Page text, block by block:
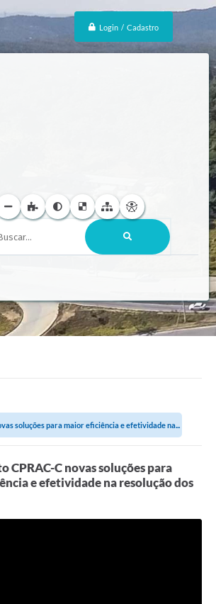
Login / Cadastro
soluções para maior eficiência e efetividade na...
CPRAC-C novas soluções para
e efetividade na resolução dos